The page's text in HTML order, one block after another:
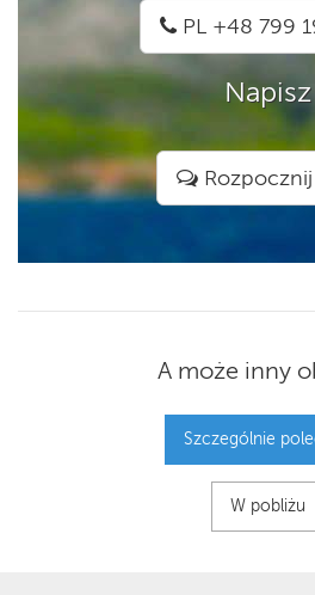
PL +48 799
Napisz
Rozpocznij
A może inny
Szczególnie
W pobliżu